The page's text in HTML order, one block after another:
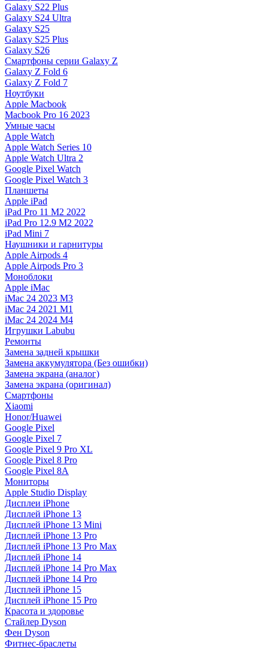
Galaxy S22 Plus
Galaxy S24 Ultra
Galaxy S25
Galaxy S25 Plus
Galaxy S26
Смартфоны серии Galaxy Z
Galaxy Z Fold 6
Galaxy Z Fold 7
Ноутбуки
Apple Macbook
Macbook Pro 16 2023
Умные часы
Apple Watch
Apple Watch Series 10
Apple Watch Ultra 2
Google Pixel Watch
Google Pixel Watch 3
Планшеты
Apple iPad
iPad Pro 11 M2 2022
iPad Pro 12.9 M2 2022
iPad Mini 7
Наушники и гарнитуры
Apple Airpods 4
Apple Airpods Pro 3
Моноблоки
Apple iMac
iMac 24 2023 M3
iMac 24 2021 M1
iMac 24 2024 M4
Игрушки Labubu
Ремонты
Замена задней крышки
Замена аккумулятора (Без ошибки)
Замена экрана (аналог)
Замена экрана (оригинал)
Смартфоны
Xiaomi
Honor/Huawei
Google Pixel
Google Pixel 7
Google Pixel 9 Pro XL
Google Pixel 8 Pro
Google Pixel 8A
Мониторы
Apple Studio Display
Дисплеи iPhone
Дисплей iPhone 13
Дисплей iPhone 13 Mini
Дисплей iPhone 13 Pro
Дисплей iPhone 13 Pro Max
Дисплей iPhone 14
Дисплей iPhone 14 Pro Max
Дисплей iPhone 14 Pro
Дисплей iPhone 15
Дисплей iPhone 15 Pro
Красота и здоровье
Стайлер Dyson
Фен Dyson
Фитнес-браслеты